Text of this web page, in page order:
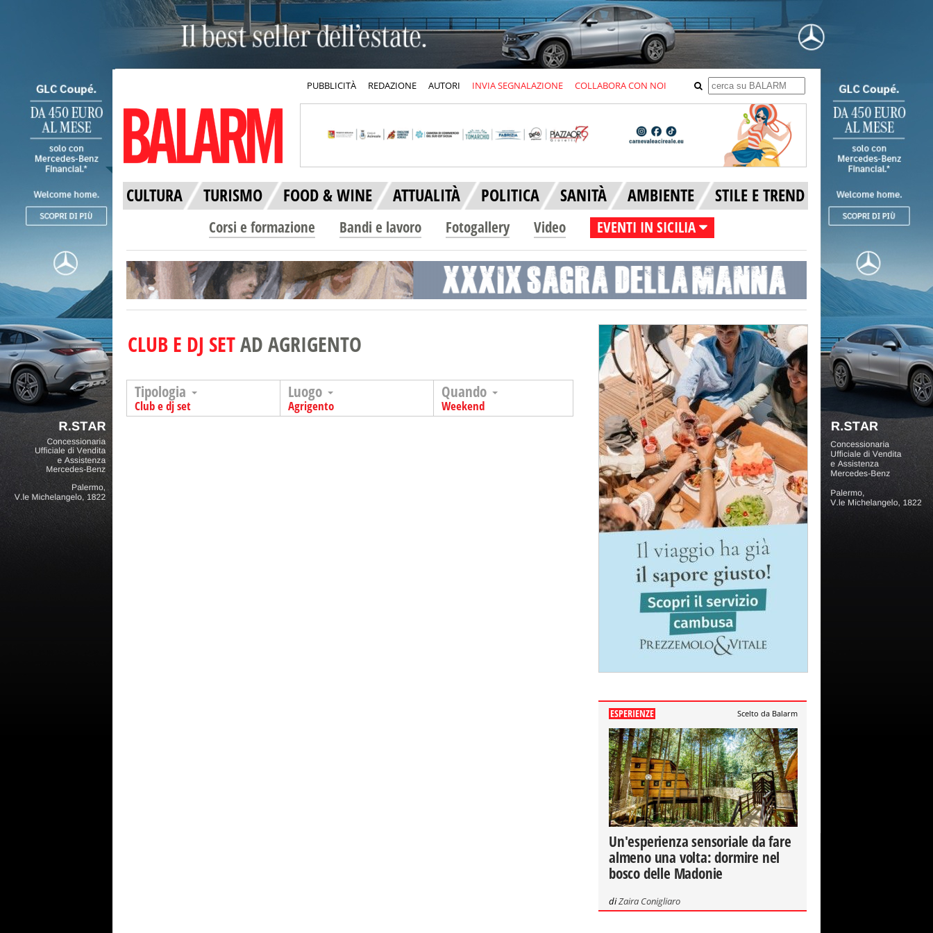
PUBBLICITÀ REDAZIONE AUTORI INVIA SEGNALAZIONE COLLABORA CON NOI
CULTURA TURISMO FOOD & WINE ATTUALITÀ POLITICA SANITÀ AMBIENTE STILE E TREND
Corsi e formazione Bandi e lavoro Fotogallery Video EVENTI IN SICILIA
CLUB E DJ SETAD AGRIGENTO
Tipologia
Club e dj set
Luogo
Agrigento
Quando
Weekend
ESPERIENZE Scelto da Balarm
Un'esperienza sensoriale da fare
almeno una volta: dormire nel
bosco delle Madonie
diZaira Conigliaro